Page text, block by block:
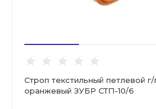
Строп текстильный петлевой
оранжевый ЗУБР СТП-10/6